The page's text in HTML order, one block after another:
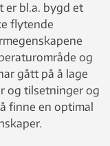
er bl.a. bygd et
flytende
og
gått på å lage
og tilsetninger og
finne en optimal